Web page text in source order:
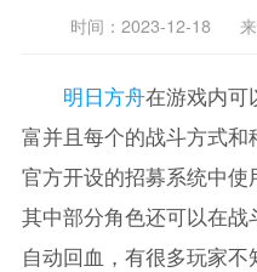
时间：2023-12-18
明日方舟在游戏内可
富并且每个的战斗方式
官方开设的招募系统中使
其中部分角色还可以在
自动回血，有很多玩家